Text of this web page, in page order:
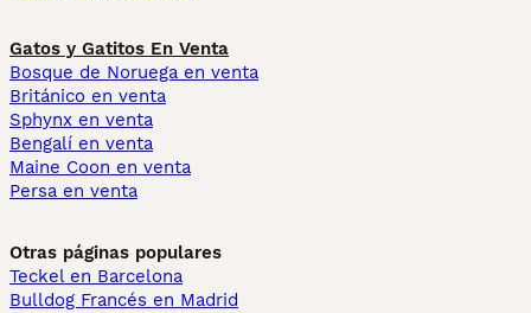
Gatos y Gatitos En Venta
Bosque de Noruega en venta
Británico en venta
Sphynx en venta
Bengalí en venta
Maine Coon en venta
Persa en venta
Otras páginas populares
Teckel en Barcelona
Bulldog Francés en Madrid